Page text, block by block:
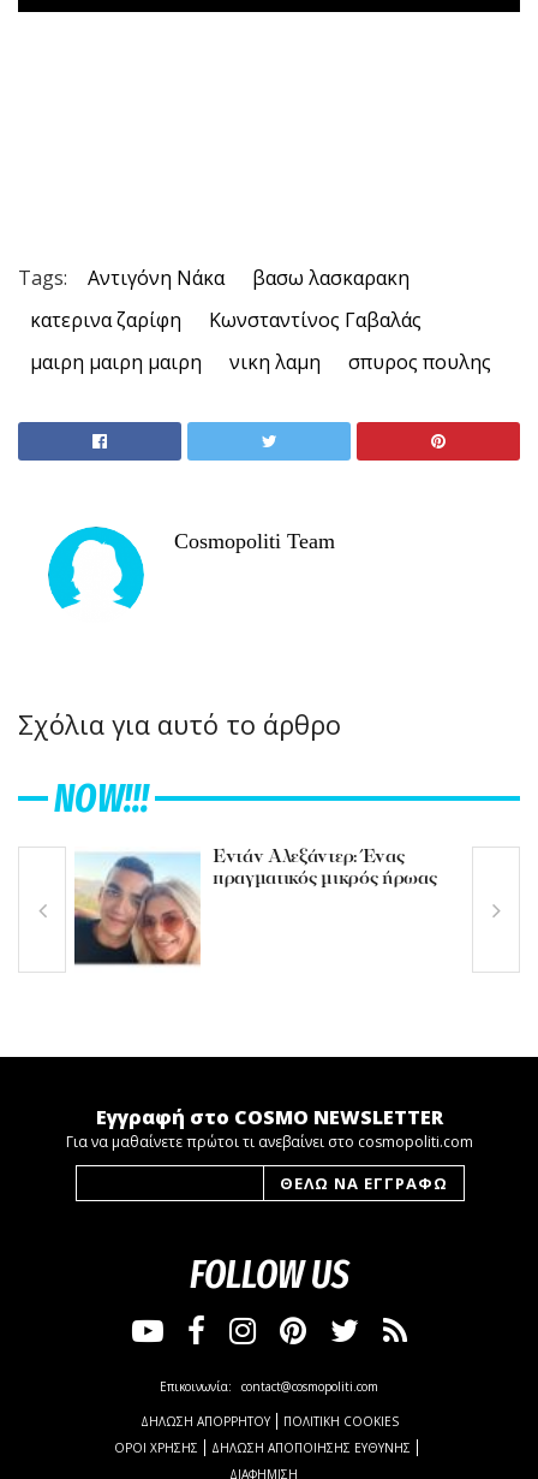
Tags: Αντιγόνη Νάκα
βασω λασκαρακη
κατερινα ζαρίφη
Κωνσταντίνος Γαβαλάς
μαιρη μαιρη μαιρη
νικη λαμη σπυρος πουλης
Cosmopoliti Team
Σχόλια για αυτό το άρθρο
NOW!!!
Εντάν Αλεξάντερ: Ένας
πραγματικός μικρός ήρωας
Εγγραφή στο COSMO NEWSLETTER
Για να μαθαίνετε πρώτοι τι ανεβαίνει στο cosmopoliti.com
FOLLOW US
Επικοινωνία: contact@cosmopoliti.com
ΔΗΛΩΣΗ ΑΠΟΡΡΗΤΟΥ
ΠΟΛΙΤΙΚΗ COOKIES
ΟΡΟΙ ΧΡΗΣΗΣ
ΔΗΛΩΣΗ ΑΠΟΠΟΙΗΣΗΣ ΕΥΘΥΝΗΣ
ΔΙΑΦΗΜΙΣΗ